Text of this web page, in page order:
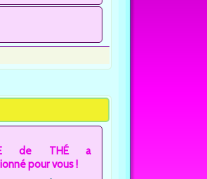
de THÉ a
pour vous !